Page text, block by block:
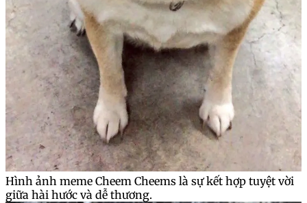
Hình ảnh meme Cheem Cheems là sự kết hợp tuyệt vời
giữa hài hước và dễ thương.